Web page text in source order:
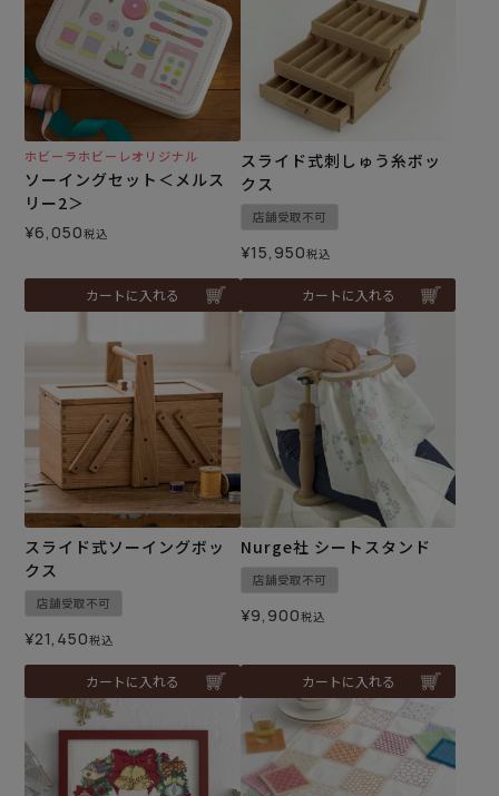
ホビーラホビーレオリジナル
ソーイングセット＜メルス
リー2＞
¥6,050税込
カートに入れる
スライド式刺しゅう糸ボッ
クス
店舗受取不可
¥15,950税込
カートに入れる
スライド式ソーイングボッ
クス
店舗受取不可
¥21,450税込
カートに入れる
Nurge社 シートスタンド
店舗受取不可
¥9,900税込
カートに入れる